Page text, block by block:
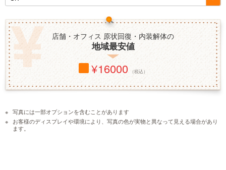
店舗・オフィス 原状回復・内装解体の
地域最安値
16000 （税込）
写真には一部オプションを含むことがあります
お客様のディスプレイや環境により、写真の色が実物と異なって見える場合があり
ます。